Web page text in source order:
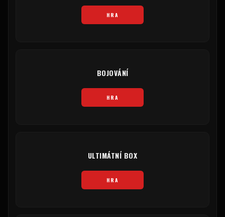
HRA
BOJOVÁNÍ
HRA
ULTIMÁTNÍ BOX
HRA